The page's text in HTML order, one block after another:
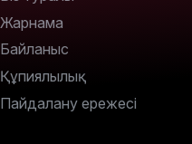
Жарнама
Байланыс
Құпиялылық
Пайдалану ережесі